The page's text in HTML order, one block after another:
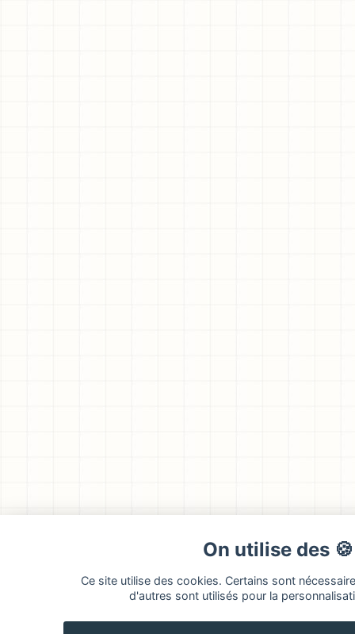
On utilise des
Ce site utilise des cookies. Certains sont
d'autres sont utilisés pour la